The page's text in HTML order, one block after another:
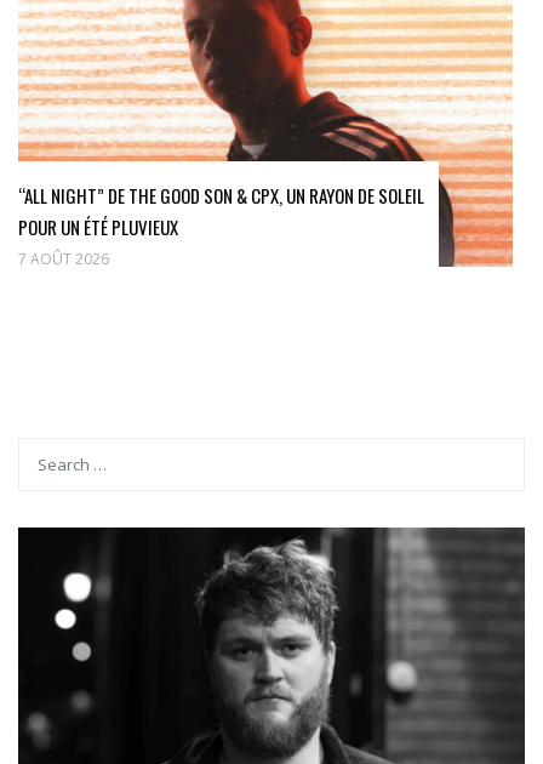
“ALL NIGHT” DE THE GOOD SON & CPX, UN RAYON DE SOLEIL
POUR UN ÉTÉ PLUVIEUX
7 AOÛT 2026